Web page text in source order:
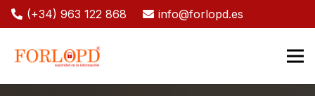
(+34) 963 122 868 info@forlopd.es